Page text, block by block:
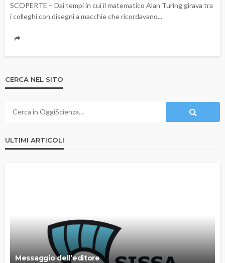
SCOPERTE – Dai tempi in cui il matematico Alan Turing girava tra
i colleghi con disegni a macchie che ricordavano...
CERCA NEL SITO
ULTIMI ARTICOLI
Messaggio dell’editore